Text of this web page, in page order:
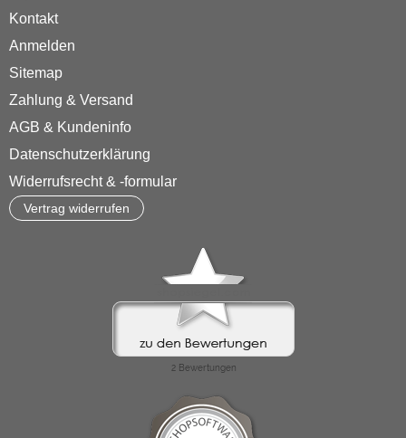
Kontakt
Anmelden
Sitemap
Zahlung & Versand
AGB & Kundeninfo
Datenschutzerklärung
Widerrufsrecht & -formular
Vertrag widerrufen